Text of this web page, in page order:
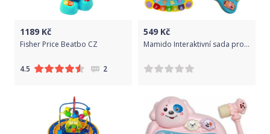
1189 Kč
Fisher Price Beatbo CZ
4.5 2
549 Kč
Mamido Interaktivní sada pro nejmenší - klavír, telefon, kytara